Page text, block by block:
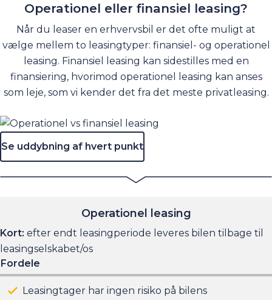
Operationel eller finansiel leasing?
Når du leaser en erhvervsbil er det ofte muligt at
vælge mellem to leasingtyper: finansiel- og operationel
leasing. Finansiel leasing kan sidestilles med en
finansiering, hvorimod operationel leasing kan anses
som leje, som vi kender det fra det meste privatleasing.
Se uddybning af hvert punkt
Operationel leasing
Kort: efter endt leasingperiode leveres bilen tilbage til
leasingselskabet/os
Fordele
Leasingtager har ingen risiko på bilens